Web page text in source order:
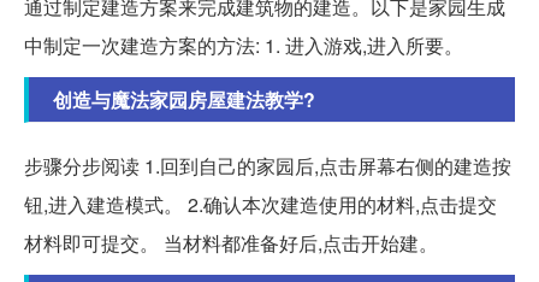
通过制定建造方案来完成建筑物的建造。以下是家园生成
中制定一次建造方案的方法: 1. 进入游戏,进入所要。
创造与魔法家园房屋建法教学?
步骤分步阅读 1.回到自己的家园后,点击屏幕右侧的建造按
钮,进入建造模式。 2.确认本次建造使用的材料,点击提交
材料即可提交。 当材料都准备好后,点击开始建。